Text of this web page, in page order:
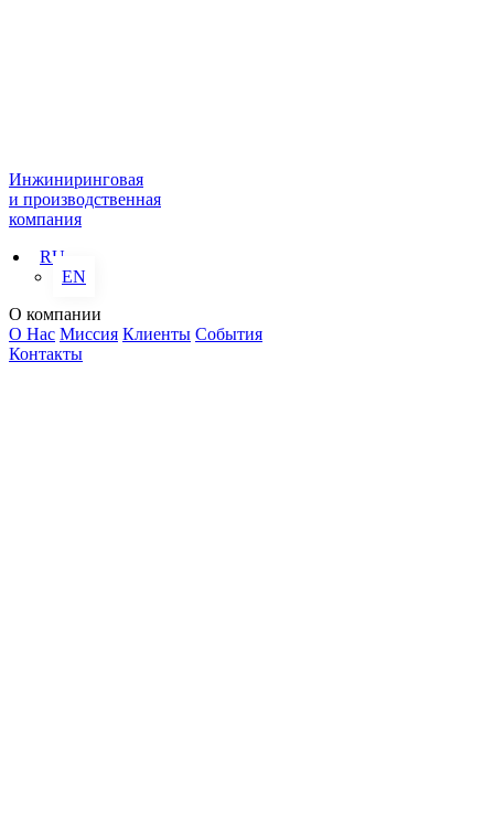
Инжиниринговая
и производственная
компания
RU
EN
О компании
О Нас Миссия Клиенты События
Контакты